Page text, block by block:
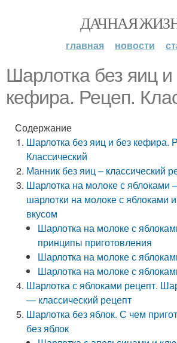
ДАЧНАЯ
главная новости
Шарлотка без яиц и
кефира. Рецеп.
Содержание
Шарлотка без яиц и без кефира.
Классический
Манник без яиц – классический
Шарлотка на молоке с яблоками
шарлотки на молоке с яблоками
вкусом
Шарлотка на молоке с
принципы приготовления
Шарлотка на молоке с
Шарлотка на молоке с
Шарлотка с яблоками рецепт.
— классический рецепт
Шарлотка без яблок. С чем
без яблок